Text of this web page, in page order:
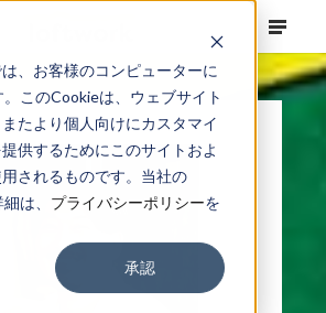
、お客様のコンピューターに
このCookieは、ウェブサイト
たより個人向けにカスタマイ
供するためにこのサイトおよ
されるものです。当社の
は、 プライバシーポリシーを
承認